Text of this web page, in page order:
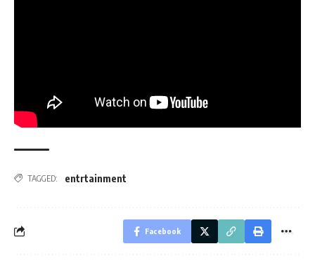
TAGGED: entrtainment
Facebook